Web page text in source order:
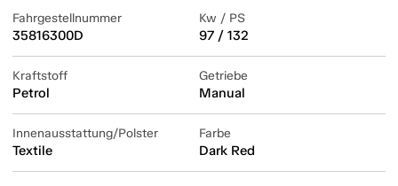
Fahrgestellnummer
35816300D
Kw / PS
97 / 132
Kraftstoff
Petrol
Getriebe
Manual
Innenausstattung/Polster
Textile
Farbe
Dark Red